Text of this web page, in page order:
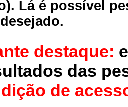
Lá é possível
destaque:
das
de